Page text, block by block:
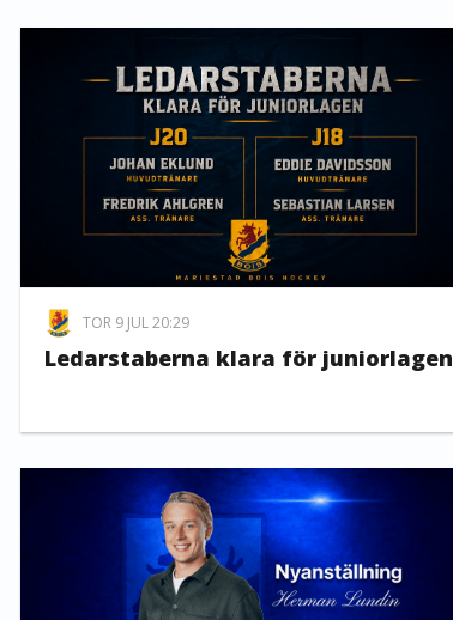
TOR 9 JUL 20:29
Ledarstaberna klara för juniorlagen